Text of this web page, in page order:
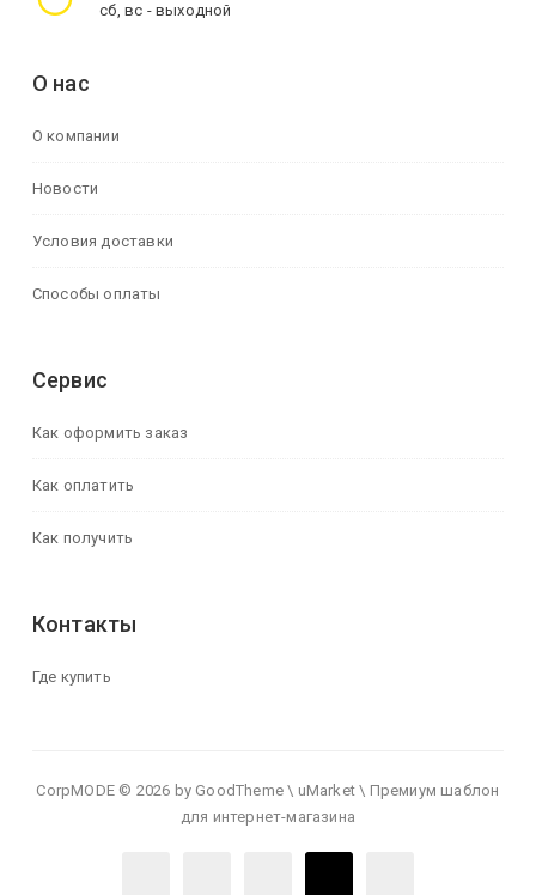
сб, вс - выходной
О нас
О компании
Новости
Условия доставки
Способы оплаты
Сервис
Как оформить заказ
Как оплатить
Как получить
Контакты
Где купить
CorpMODE © 2026 by GoodTheme \ uMarket \ Премиум шаблон
для интернет-магазина